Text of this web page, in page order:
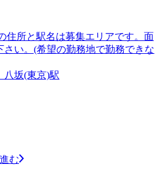
住所と駅名は募集エリアです。面
い。(希望の勤務地で勤務できな
八坂(東京)駅
む